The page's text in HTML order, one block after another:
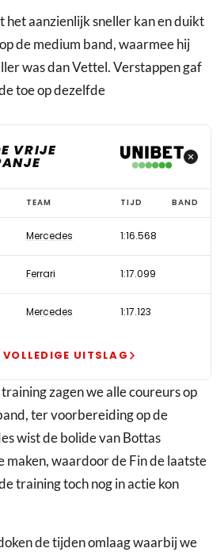
het aanzienlijk sneller kan en duikt
de medium band, waarmee hij
was dan Vettel. Verstappen gaf
toe op dezelfde
VRIJE
TEAM TIJD BAND
Mercedes 1:16.568
Ferrari 1:17.099
Mercedes 1:17.123
UITSLAG
zagen we alle coureurs op
ter voorbereiding op de
wist de bolide van Bottas
maken, waardoor de Fin de laatste
training toch nog in actie kon
de tijden omlaag waarbij we